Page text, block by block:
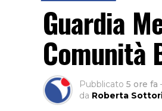
Guardia
Comunità
Pubblicato 5 ore fa
da Roberta